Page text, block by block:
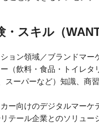
スキル（WANT
ョン領域／ブランドマー
（飲料・食品・トイレ
スーパーなど）知識、商
ー向けのデジタルマーケ
テール企業とのソリュー